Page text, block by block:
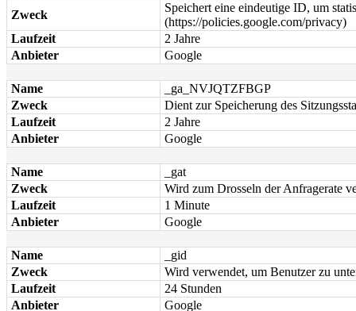
Zweck
Speichert eine eindeutige ID, um
(https://policies.google.com/privacy)
Laufzeit
2 Jahre
Anbieter
Google
Name
_ga_NVJQTZFBGP
Zweck
Dient zur Speicherung des
Laufzeit
2 Jahre
Anbieter
Google
Name
_gat
Zweck
Wird zum Drosseln der Anfragerate
Laufzeit
1 Minute
Anbieter
Google
Name
_gid
Zweck
Wird verwendet, um Benutzer zu
Laufzeit
24 Stunden
Anbieter
Google